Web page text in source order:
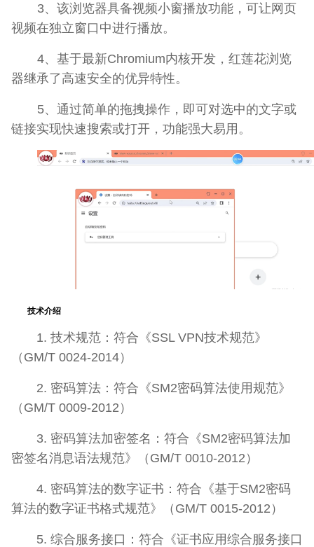
3、该浏览器具备视频小窗播放功能，可让网页
视频在独立窗口中进行播放。
4、基于最新Chromium内核开发，红莲花浏览
器继承了高速安全的优异特性。
5、通过简单的拖拽操作，即可对选中的文字或
链接实现快速搜索或打开，功能强大易用。
技术介绍
1. 技术规范：符合《SSL VPN技术规范》
（GM/T 0024-2014）
2. 密码算法：符合《SM2密码算法使用规范》
（GM/T 0009-2012）
3. 密码算法加密签名：符合《SM2密码算法加
密签名消息语法规范》（GM/T 0010-2012）
4. 密码算法的数字证书：符合《基于SM2密码
算法的数字证书格式规范》（GM/T 0015-2012）
5. 综合服务接口：符合《证书应用综合服务接口